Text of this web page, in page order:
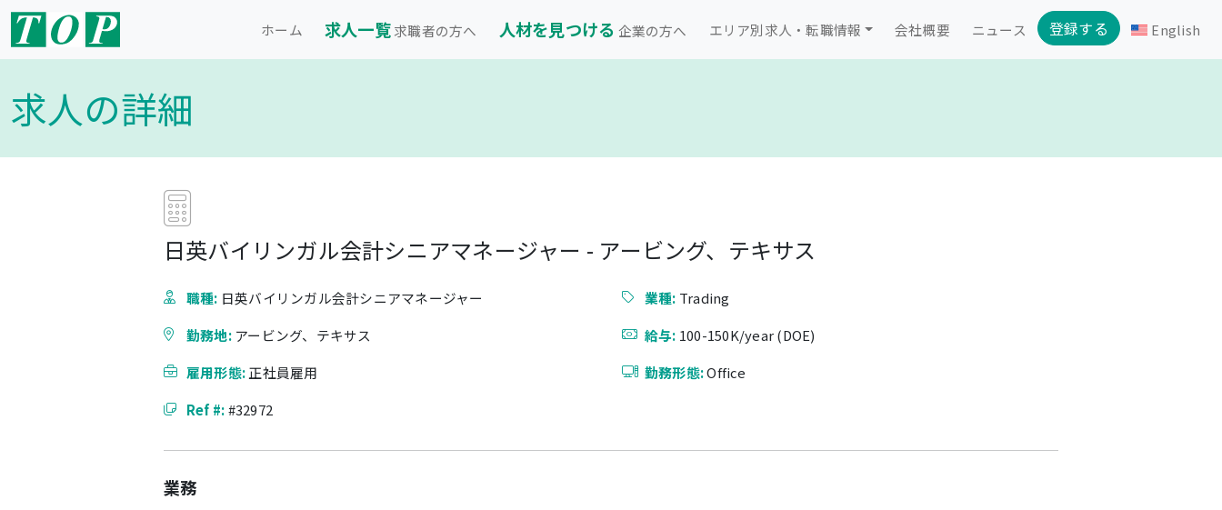
ホーム 求人一覧求職者の方へ 人材を見つける 企業の方へ エリア別求人・転職情報 会社概要 ニュース 登録する English
求人の詳細
日英バイリンガル会計シニアマネージャー - アービング、テキサス
職種: 日英バイリンガル会計シニアマネージャー 業種: Trading
勤務地: アービング、テキサス 給与: 100-150K/year (DOE)
雇用形態:正社員雇用 勤務形態:Office
Ref #:#32972
業務